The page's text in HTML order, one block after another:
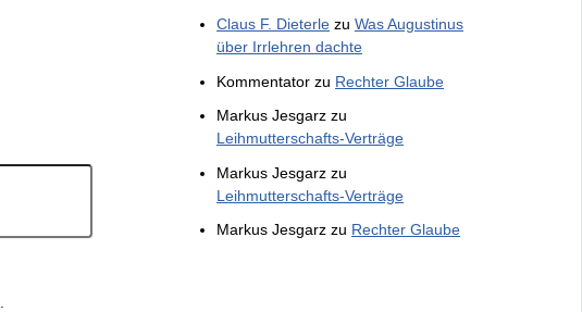
Claus F. Dieterle zu Was Augustinus
über Irrlehren dachte
Kommentator zu Rechter Glaube
Markus Jesgarz zu
Leihmutterschafts-Verträge
Markus Jesgarz zu
Leihmutterschafts-Verträge
Markus Jesgarz zu Rechter Glaube